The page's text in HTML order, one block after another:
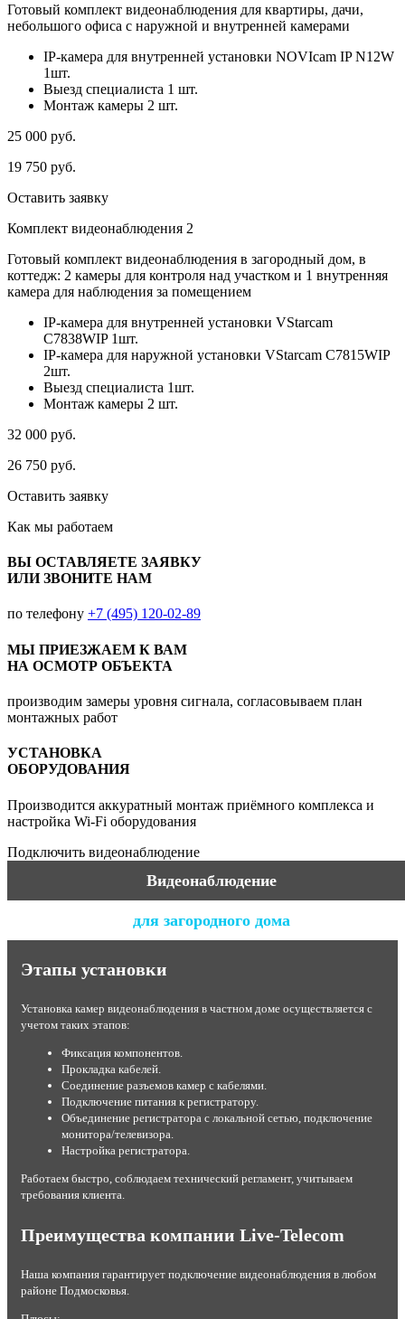
Готовый комплект видеонаблюдения для квартиры, дачи,
небольшого офиса с наружной и внутренней камерами
IP-камера для внутренней установки NOVIcam IP N12W
1шт.
Выезд специалиста 1 шт.
Монтаж камеры 2 шт.
25 000 руб.
19 750 руб.
Оставить заявку
Комплект видеонаблюдения 2
Готовый комплект видеонаблюдения в загородный дом, в
коттедж: 2 камеры для контроля над участком и 1 внутренняя
камера для наблюдения за помещением
IP-камера для внутренней установки VStarcam
C7838WIP 1шт.
IP-камера для наружной установки VStarcam C7815WIP
2шт.
Выезд специалиста 1шт.
Монтаж камеры 2 шт.
32 000 руб.
26 750 руб.
Оставить заявку
Как мы работаем
ВЫ ОСТАВЛЯЕТЕ ЗАЯВКУ
ИЛИ ЗВОНИТЕ НАМ
по телефону +7 (495) 120-02-89
МЫ ПРИЕЗЖАЕМ К ВАМ
НА ОСМОТР ОБЪЕКТА
производим замеры уровня сигнала, согласовываем план
монтажных работ
УСТАНОВКА
ОБОРУДОВАНИЯ
Производится аккуратный монтаж приёмного комплекса и
настройка Wi-Fi оборудования
Подключить видеонаблюдение
Видеонаблюдение
для загородного дома
Этапы установки
Установка камер видеонаблюдения в частном доме осуществляется с
учетом таких этапов:
Фиксация компонентов.
Прокладка кабелей.
Соединение разъемов камер с кабелями.
Подключение питания к регистратору.
Объединение регистратора с локальной сетью, подключение
монитора/телевизора.
Настройка регистратора.
Работаем быстро, соблюдаем технический регламент, учитываем
требования клиента.
Преимущества компании Live-Telecom
Наша компания гарантирует подключение видеонаблюдения в любом
районе Подмосковья.